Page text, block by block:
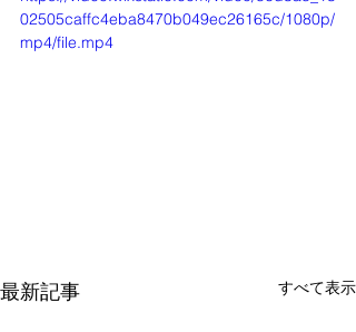
02505caffc4eba8470b049ec26165c/1080p/
mp4/file.mp4
最新記事 すべて表示